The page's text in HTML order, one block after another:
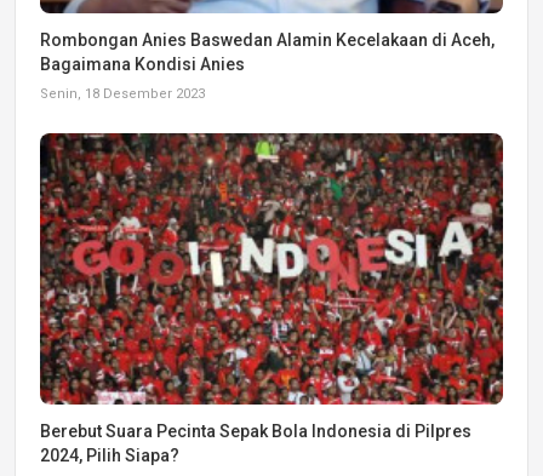
Rombongan Anies Baswedan Alamin Kecelakaan di Aceh,
Bagaimana Kondisi Anies
Senin, 18 Desember 2023
Berebut Suara Pecinta Sepak Bola Indonesia di Pilpres
2024, Pilih Siapa?